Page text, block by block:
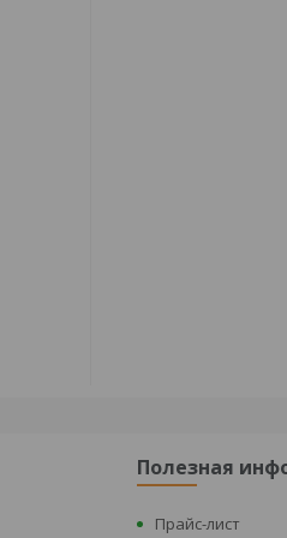
Полезная
Прайс-лист